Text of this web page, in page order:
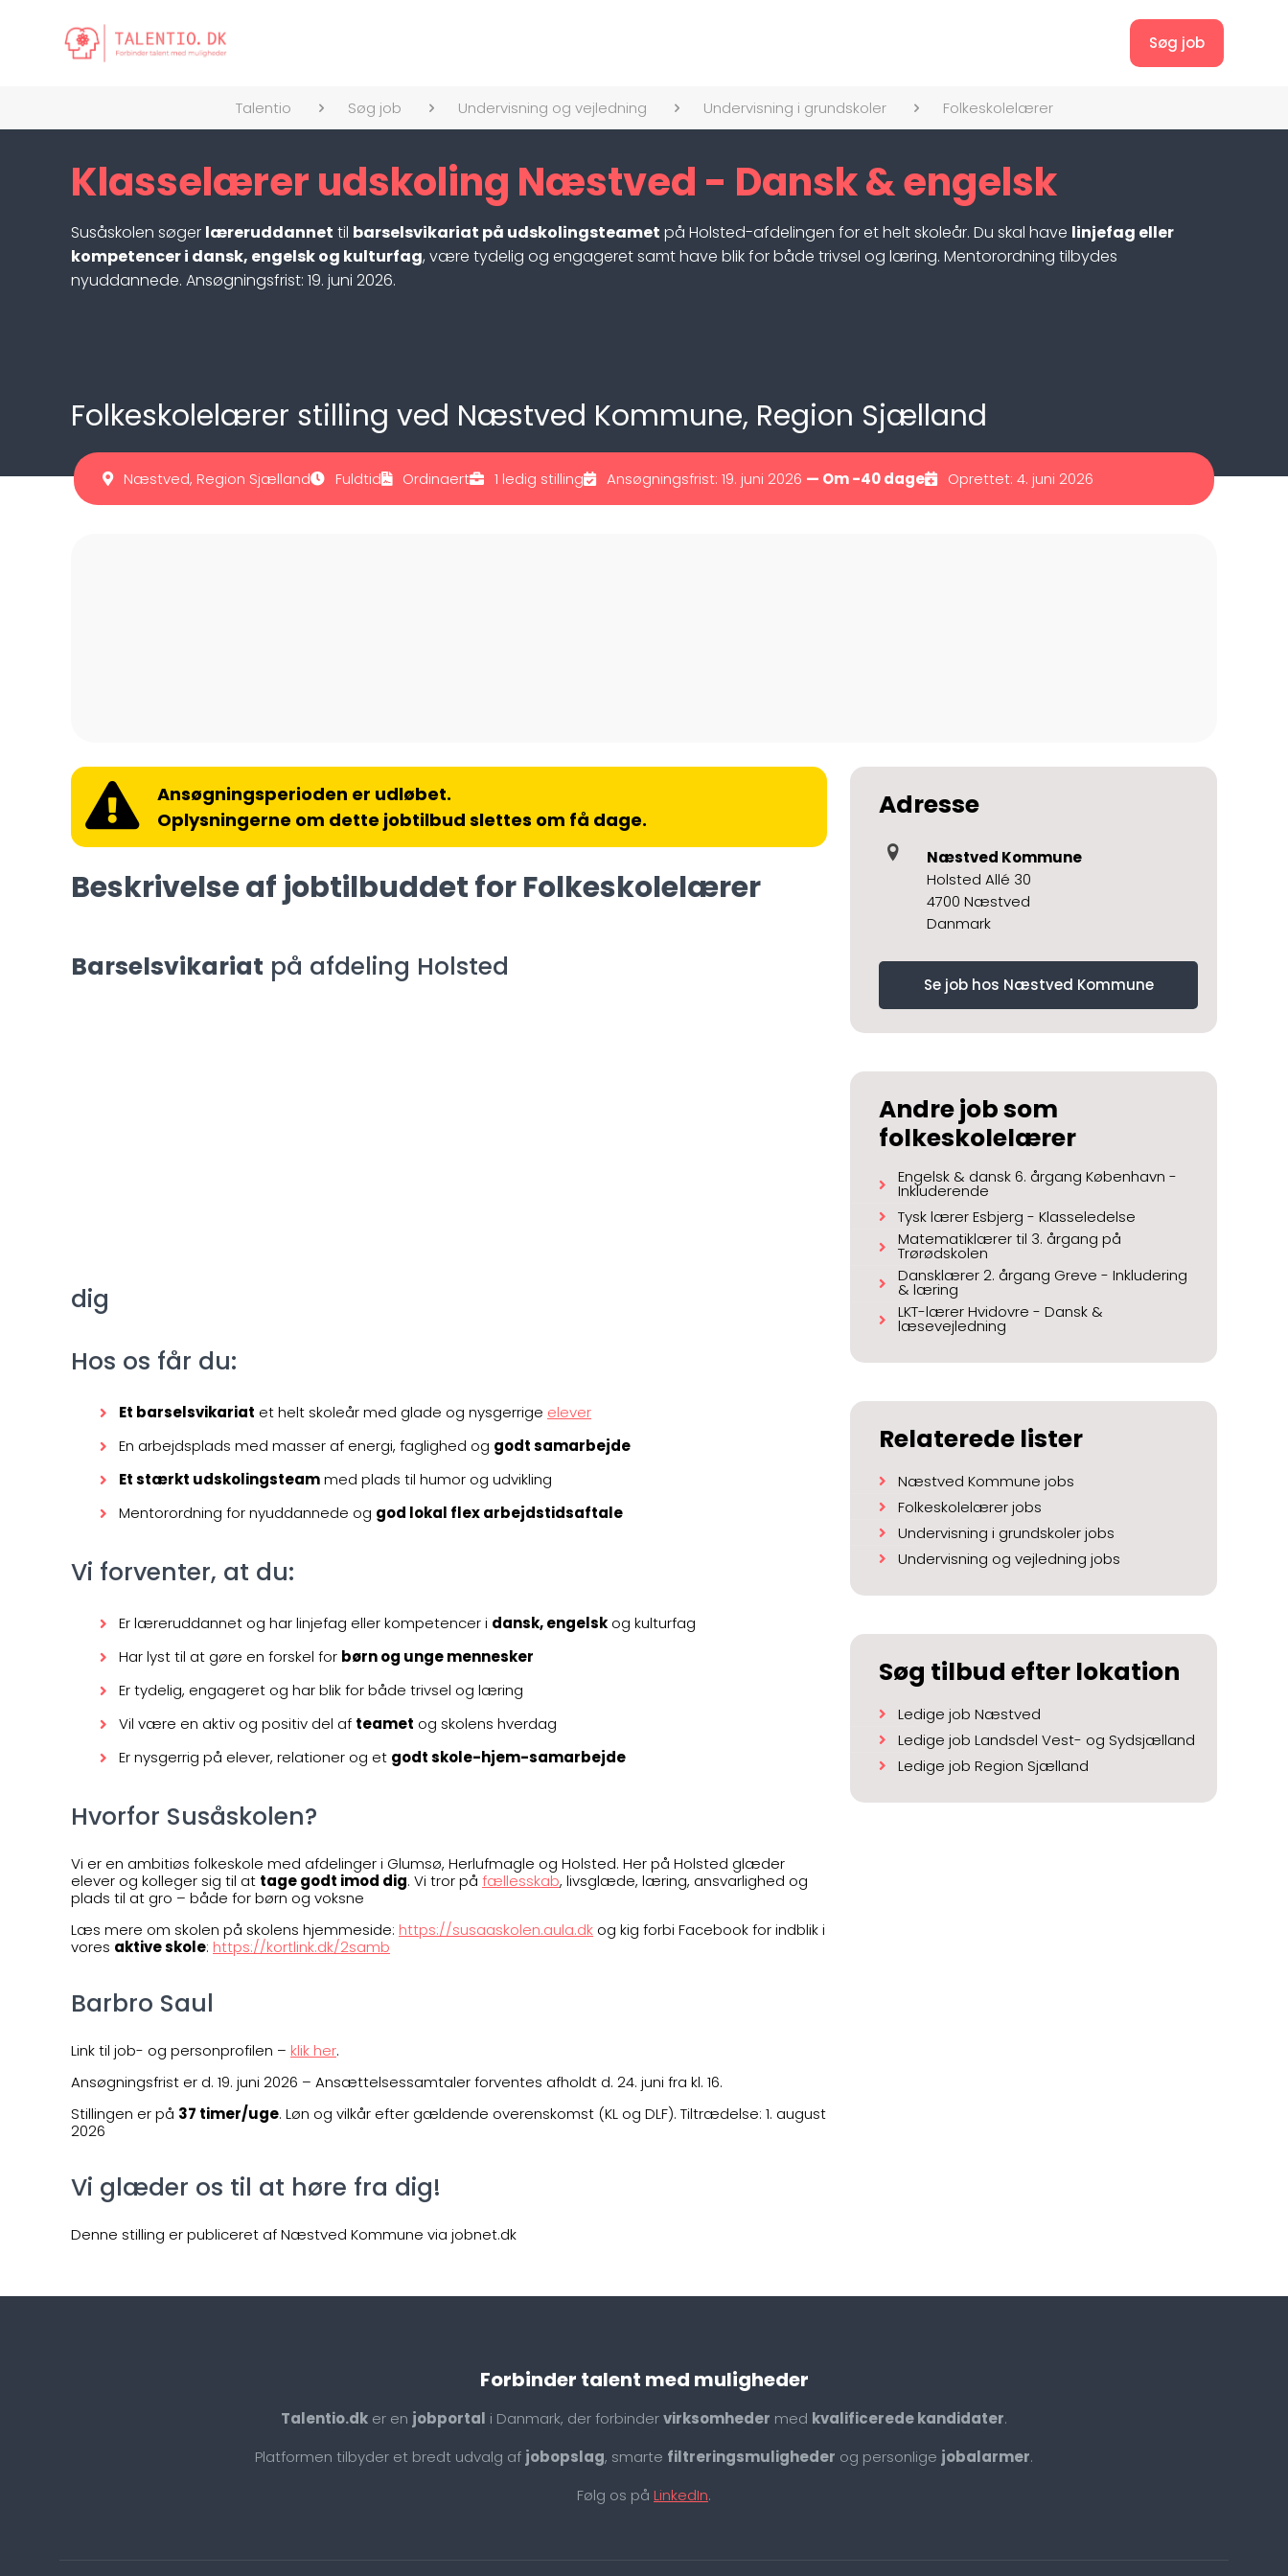
Søg job
Talentio Søg job Undervisning og vejledning Undervisning i grundskoler Folkeskolelærer
Klasselærer udskoling Næstved - Dansk & engelsk
Susåskolen søger læreruddannet til barselsvikariat på udskolingsteamet på Holsted-afdelingen for et helt skoleår. Du skal have linjefag eller
kompetencer i dansk, engelsk og kulturfag, være tydelig og engageret samt have blik for både trivsel og læring. Mentorordning tilbydes
nyuddannede. Ansøgningsfrist: 19. juni 2026.
Folkeskolelærer stilling ved Næstved Kommune, Region Sjælland
Næstved, Region Sjælland Fuldtid Ordinaert 1 ledig stilling Ansøgningsfrist: 19. juni 2026 — Om -40 dage Oprettet: 4. juni 2026
Ansøgningsperioden er udløbet.
Oplysningerne om dette jobtilbud slettes om få dage.
Beskrivelse af jobtilbuddet for Folkeskolelærer
Barselsvikariat på afdeling Holsted
dig
Hos os får du:
Et barselsvikariat et helt skoleår med glade og nysgerrige elever
En arbejdsplads med masser af energi, faglighed og godt samarbejde
Et stærkt udskolingsteammed plads til humor og udvikling
Mentorordning for nyuddannede og god lokal flex arbejdstidsaftale
Vi forventer, at du:
Er læreruddannet og har linjefag eller kompetencer i dansk, engelsk og kulturfag
Har lyst til at gøre en forskel for børn og unge mennesker
Er tydelig, engageret og har blik for både trivsel og læring
Vil være en aktiv og positiv del af teamet og skolens hverdag
Er nysgerrig på elever, relationer og et godt skole-hjem-samarbejde
Hvorfor Susåskolen?
Vi er en ambitiøs folkeskole med afdelinger i Glumsø, Herlufmagle og Holsted. Her på Holsted glæder
elever og kolleger sig til at tage godt imod dig. Vi tror på fællesskab, livsglæde, læring, ansvarlighed og
plads til at gro – både for børn og voksne
Læs mere om skolen på skolens hjemmeside: https://susaaskolen.aula.dk og kig forbi Facebook for indblik i
vores aktive skole: https://kortlink.dk/2samb
Barbro Saul
Link til job- og personprofilen – klik her.
Ansøgningsfrist er d. 19. juni 2026 – Ansættelsessamtaler forventes afholdt d. 24. juni fra kl. 16.
Stillingen er på 37 timer/uge. Løn og vilkår efter gældende overenskomst (KL og DLF). Tiltrædelse: 1. august
2026
Vi glæder os til at høre fra dig!
Denne stilling er publiceret af Næstved Kommune via jobnet.dk
Adresse
Næstved Kommune
Holsted Allé 30
4700 Næstved
Danmark
Se job hos Næstved Kommune
Andre job som
folkeskolelærer
Engelsk & dansk 6. årgang København -
Inkluderende
Tysk lærer Esbjerg - Klasseledelse
Matematiklærer til 3. årgang på
Trørødskolen
Dansklærer 2. årgang Greve - Inkludering
& læring
LKT-lærer Hvidovre - Dansk &
læsevejledning
Relaterede lister
Næstved Kommune jobs
Folkeskolelærer jobs
Undervisning i grundskoler jobs
Undervisning og vejledning jobs
Søg tilbud efter lokation
Ledige job Næstved
Ledige job Landsdel Vest- og Sydsjælland
Ledige job Region Sjælland
Forbinder talent med muligheder
Talentio.dk er en jobportal i Danmark, der forbindervirksomheder med kvalificerede kandidater.
Platformen tilbyder et bredt udvalg af jobopslag, smarte filtreringsmuligheder og personlige jobalarmer.
Følg os på LinkedIn.